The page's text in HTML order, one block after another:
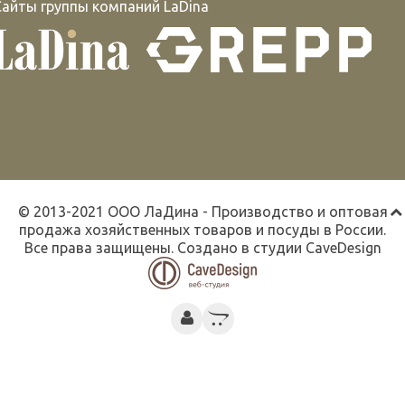
группы компаний LaDina
© 2013-2021 ООО ЛаДина - Производство и оптовая
продажа хозяйственных товаров и посуды в России.
Все права защищены. Создано в студии CaveDesign